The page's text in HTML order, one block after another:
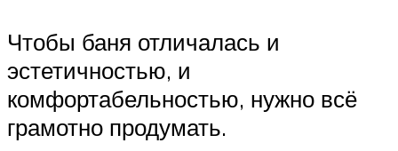
Чтобы баня отличалась и
эстетичностью, и
комфортабельностью, нужно всё
грамотно продумать.